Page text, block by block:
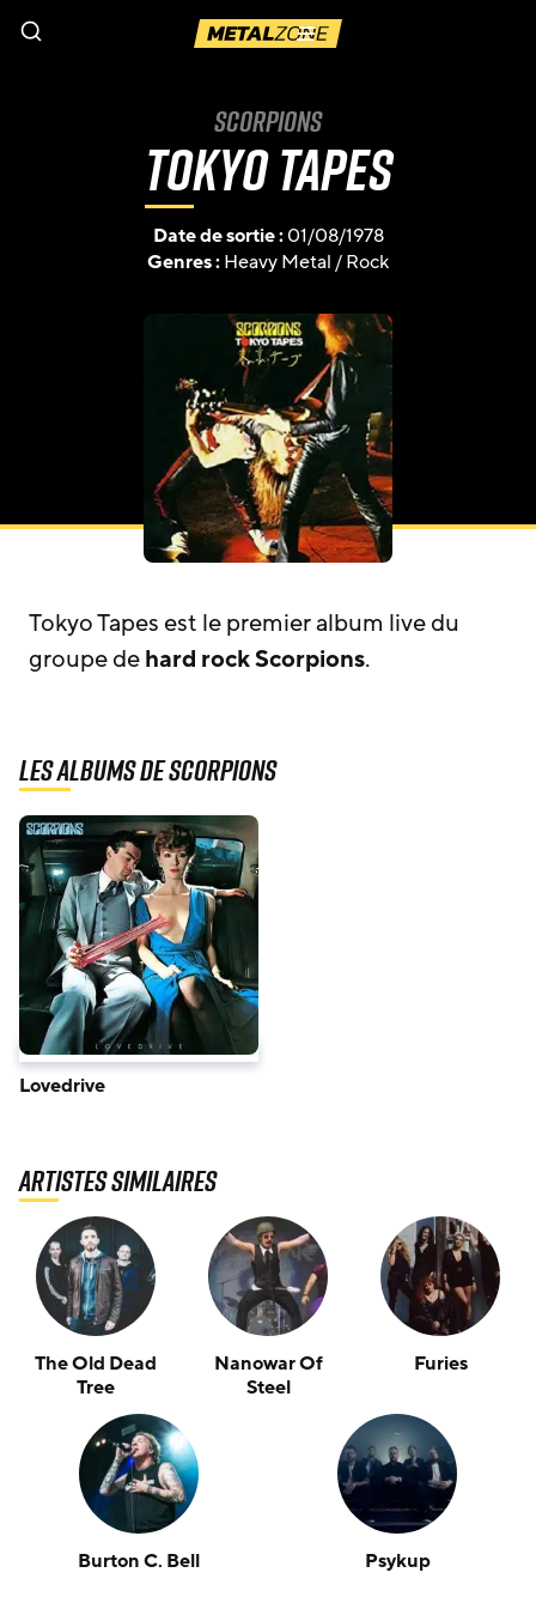
Menu
Scorpions
Tokyo Tapes
Date de sortie :01/08/1978
Genres :Heavy Metal/Rock
Tokyo Tapes est le premier album live du
groupe dehard rockScorpions.
Les albums de Scorpions
Lovedrive
Artistes similaires
The Old Dead
Tree
Nanowar Of
Steel
Furies
Burton C. Bell Psykup